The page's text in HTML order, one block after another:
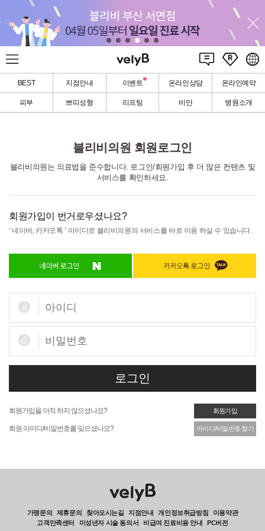
BEST 지점안내 이벤트 온라인상담 온라인예약
피부 쁘띠성형 리프팅 비만 병원소개
블리비의원 회원로그인
블리비의원는 의료법을 준수합니다. 로그인/회원가입 후 더 많은 컨텐츠 및
서비스를 확인하세요.
회원가입이 번거로우셨나요?
‘ 네이버, 카카오톡 ’ 아이디로 블리비의원의 서비스를 바로 이용 하실 수 있습니다.
회원가입을 아직 하지 않으셨나요? 회원가입
회원 아이디/비밀번호를 잊으셨나요? 아이디/비밀번호 찾기
가맹문의 제휴문의 찾아오시는길 지점안내 개인정보취급방침
이용약관
고객만족센터
미성년자 시술 동의서 비급여 진료비용 안내 PC버전